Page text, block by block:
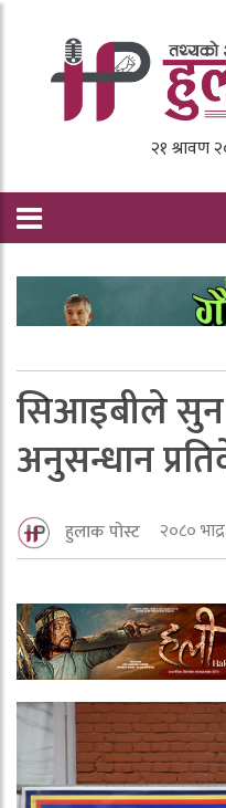
सिआइबीले
अनुसन्धान
हुलाक पोस्ट २०८०